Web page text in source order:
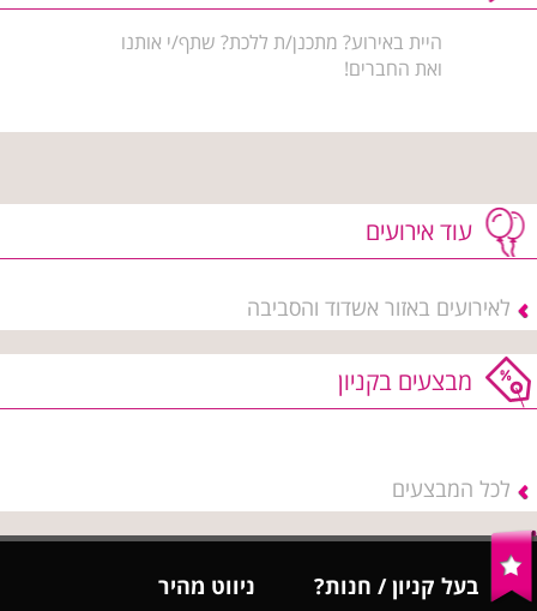
היית באירוע? מתכנן/ת ללכת? שתף/י אותנו
ואת החברים!
עוד אירועים
לאירועים באזור אשדוד והסביבה
מבצעים בקניון
לכל המבצעים
בעל קניון / חנות?
ניווט מהיר